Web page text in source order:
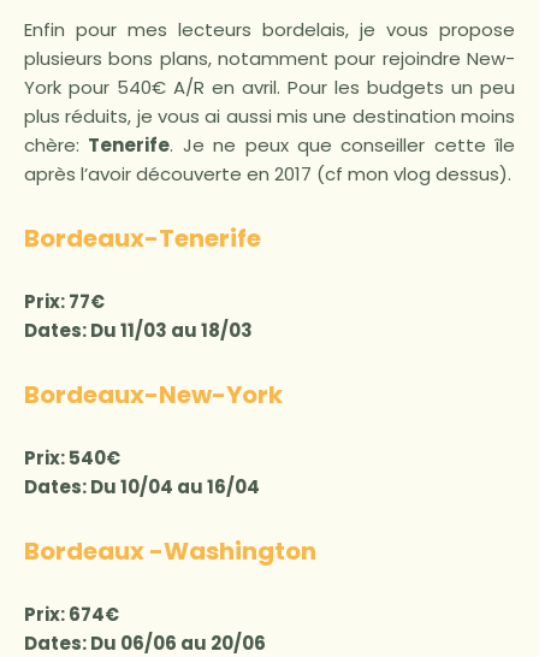
Enfin pour mes lecteurs bordelais, je vous propose
plusieurs bons plans, notamment pour rejoindre New-
York pour 540€ A/R en avril. Pour les budgets un peu
plus réduits, je vous ai aussi mis une destination moins
chère: Tenerife. Je ne peux que conseiller cette île
après l’avoir découverte en 2017 (cf mon vlog dessus).
Bordeaux-Tenerife
Prix: 77€
Dates: Du 11/03 au 18/03
Bordeaux-New-York
Prix: 540€
Dates: Du 10/04 au 16/04
Bordeaux -Washington
Prix: 674€
Dates: Du 06/06 au 20/06